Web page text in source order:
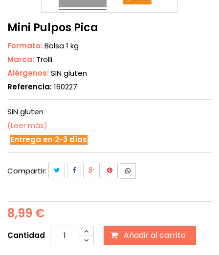
Mini Pulpos Pica
Formato: Bolsa 1 kg
Marca: Trolli
Alérgenos: SIN gluten
Referencia:160227
SIN gluten
(Leer más)
Entrega en 2-3 días
Compartir:
8,99 €
Cantidad Añadir al carrito